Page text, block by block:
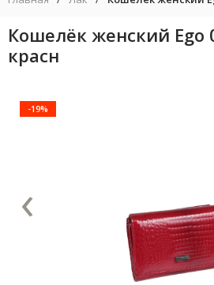
Кошелёк женский Ego
красн
-19%
‹